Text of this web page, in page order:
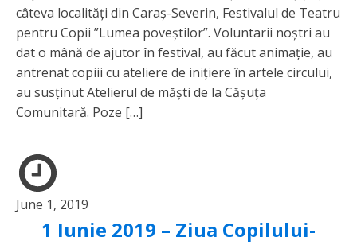
câteva localități din Caraș-Severin, Festivalul de Teatru
pentru Copii ”Lumea poveștilor”. Voluntarii noștri au
dat o mână de ajutor în festival, au făcut animație, au
antrenat copiii cu ateliere de inițiere în artele circului,
au susținut Atelierul de măști de la Cășuța
Comunitară. Poze […]
June 1, 2019
1 Iunie 2019 – Ziua Copilului-